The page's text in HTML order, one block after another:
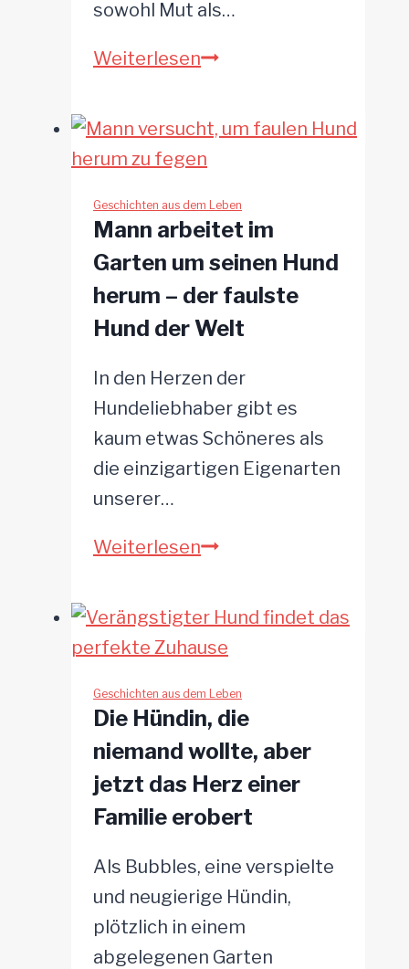
sowohl Mut als…
WeiterlesenMutige
einer
Bull-
Hündin
aus
dem
gefährlichen
Canyon
Geschichten aus dem Leben
Mann arbeitet im
Garten um seinen Hund
herum – der faulste
Hund der Welt
In den Herzen der
Hundeliebhaber gibt es
kaum etwas Schöneres als
die einzigartigen Eigenarten
unserer…
WeiterlesenMann
im
seinen
Hund
herum
–
der
Hund
der
Welt
Geschichten aus dem Leben
Die Hündin, die
niemand wollte, aber
jetzt das Herz einer
Familie erobert
Als Bubbles, eine verspielte
und neugierige Hündin,
plötzlich in einem
abgelegenen Garten